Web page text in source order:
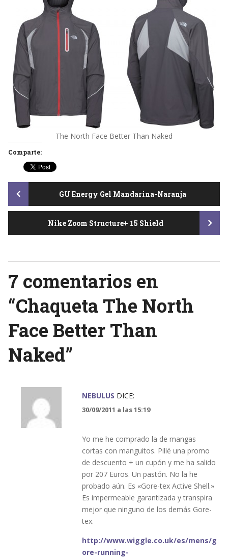
The North Face Better Than Naked
Comparte:
Post
navigation
GU Energy Gel Mandarina-Naranja
Nike Zoom Structure+ 15 Shield
7 comentarios en
“Chaqueta The North
Face Better Than
Naked”
NEBULUS DICE:
30/09/2011 a las 15:19
Yo me he comprado la de mangas
cortas con manguitos. Pillé una promo
de descuento + un cupón y me ha salido
por 207 Euros. Un pastón. No la he
probado aún. Es «Gore-tex Active Shell.»
Es impermeable garantizada y transpira
mejor que ninguno de los demás Gore-
tex.
http://www.wiggle.co.uk/es/mens/g
ore-running-